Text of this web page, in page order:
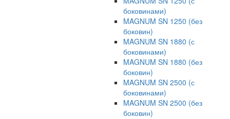
боковинами)
MAGNUM SN 1250 (без
боковин)
MAGNUM SN 1880 (с
боковинами)
MAGNUM SN 1880 (без
боковин)
MAGNUM SN 2500 (с
боковинами)
MAGNUM SN 2500 (без
боковин)